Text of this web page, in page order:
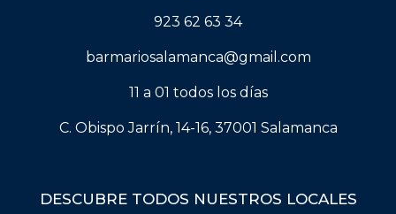
923 62 63 34
barmariosalamanca@gmail.com
11 a 01 todos los días
C. Obispo Jarrín, 14-16, 37001 Salamanca
DESCUBRE TODOS NUESTROS LOCALES